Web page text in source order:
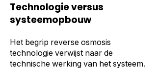
Technologie versus
systeemopbouw
Het begrip reverse osmosis
technologie verwijst naar de
technische werking van het systeem.